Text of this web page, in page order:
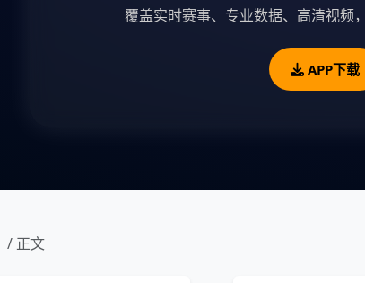
覆盖实时赛事、专业数据、高清视频，
APP下载
/ 正文